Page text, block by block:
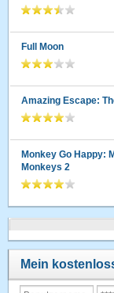
Full Moon
Amazing Escape:
Monkey Go Happy:
Monkeys 2
Mein